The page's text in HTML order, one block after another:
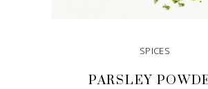
SPICES
PARSLEY